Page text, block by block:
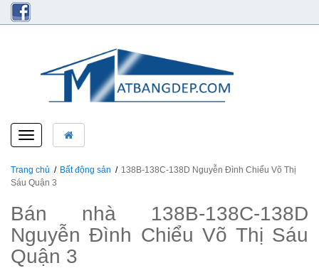
Toggle
navigation
Trang chủ Bất động sản
138B-138C-138D Nguyễn Đình Chiểu Võ Thị
Sáu Quận 3
Bán nhà 138B-138C-138D
Nguyễn Đình Chiểu Võ Thị Sáu
Quận 3